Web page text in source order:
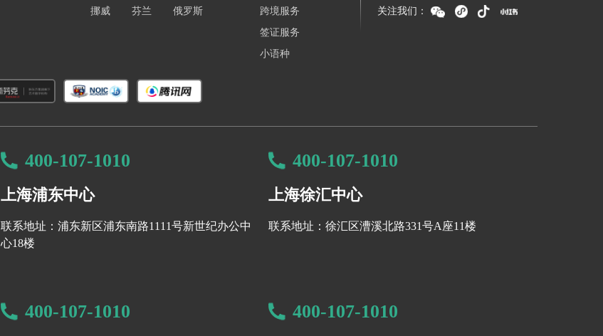
挪威
芬兰 俄罗斯
跨境服务
签证服务
小语种
关注我们：
400-107-1010
上海浦东中心
联系地址：浦东新区浦东南路1111号新世纪办公中
心18楼
400-107-1010
上海徐汇中心
联系地址：徐汇区漕溪北路331号A座11楼
400-107-1010 400-107-1010